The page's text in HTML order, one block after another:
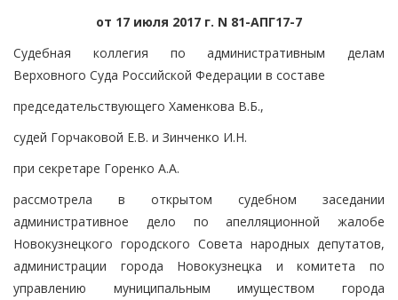
от 17 июля 2017 г. N 81-АПГ17-7
Судебная коллегия по административным делам
Верховного Суда Российской Федерации в составе
председательствующего Хаменкова В.Б.,
судей Горчаковой Е.В. и Зинченко И.Н.
при секретаре Горенко А.А.
рассмотрела в открытом судебном заседании
административное дело по апелляционной жалобе
Новокузнецкого городского Совета народных депутатов,
администрации города Новокузнецка и комитета по
управлению муниципальным имуществом города